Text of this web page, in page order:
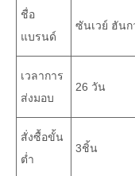
ชื่อ
แบรนด์
ซันเวย์ ฮันก
เวลาการ
ส่งมอบ
26 วัน
สั่งซื้อขั้น
ต่ำ
3ชิ้น